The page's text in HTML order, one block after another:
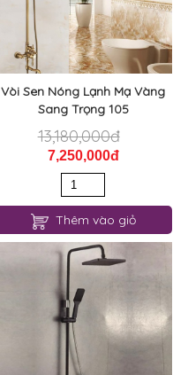
Vòi Sen Nóng Lạnh Mạ Vàng
Sang Trọng 105
13,180,000đ
7,250,000đ
Thêm vào giỏ